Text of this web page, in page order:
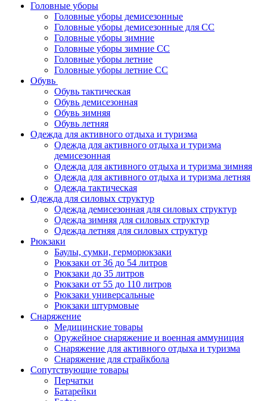
Головные уборы
Головные уборы демисезонные
Головные уборы демисезонные для СС
Головные уборы зимние
Головные уборы зимние СС
Головные уборы летние
Головные уборы летние СС
Обувь
Обувь тактическая
Обувь демисезонная
Обувь зимняя
Обувь летняя
Одежда для активного отдыха и туризма
Одежда для активного отдыха и туризма
демисезонная
Одежда для активного отдыха и туризма зимняя
Одежда для активного отдыха и туризма летняя
Одежда тактическая
Одежда для силовых структур
Одежда демисезонная для силовых структур
Одежда зимняя для силовых структур
Одежда летняя для силовых структур
Рюкзаки
Баулы, сумки, герморюкзаки
Рюкзаки от 36 до 54 литров
Рюкзаки до 35 литров
Рюкзаки от 55 до 110 литров
Рюкзаки универсальные
Рюкзаки штурмовые
Снаряжение
Медицинские товары
Оружейное снаряжение и военная аммуниция
Снаряжение для активного отдыха и туризма
Снаряжение для страйкбола
Сопутствующие товары
Перчатки
Батарейки